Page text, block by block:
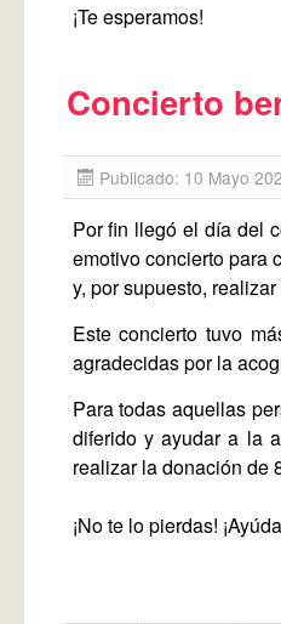
¡Te esperamos!
Concierto
Publicado: 10 Mayo
Por fin llegó el día del
emotivo concierto para
y, por supuesto,
Este concierto tuvo
agradecidas por la
Para todas aquellas
diferido y ayudar a la
realizar la donación de
¡No te lo pierdas!